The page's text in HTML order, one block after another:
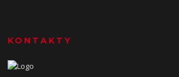
KONTAKTY